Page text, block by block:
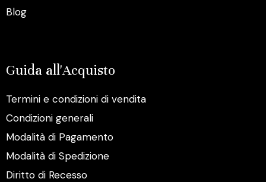
Blog
Guida all'Acquisto
Termini e condizioni di vendita
Condizioni generali
Modalità di Pagamento
Modalità di Spedizione
Diritto di Recesso